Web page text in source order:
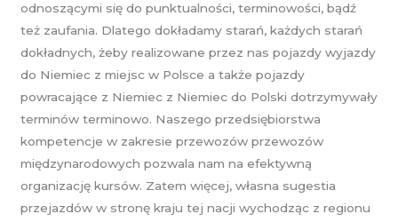
odnoszącymi się do punktualności, terminowości, bądź
też zaufania. Dlatego dokładamy starań, każdych starań
dokładnych, żeby realizowane przez nas pojazdy wyjazdy
do Niemiec z miejsc w Polsce a także pojazdy
powracające z Niemiec z Niemiec do Polski dotrzymywały
terminów terminowo. Naszego przedsiębiorstwa
kompetencje w zakresie przewozów przewozów
międzynarodowych pozwala nam na efektywną
organizację kursów. Zatem więcej, własna sugestia
przejazdów w stronę kraju tej nacji wychodząc z regionu